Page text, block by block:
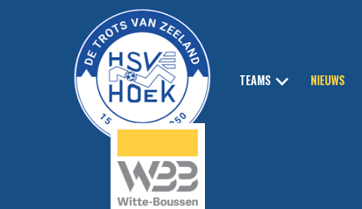
TEAMS NIEUWS